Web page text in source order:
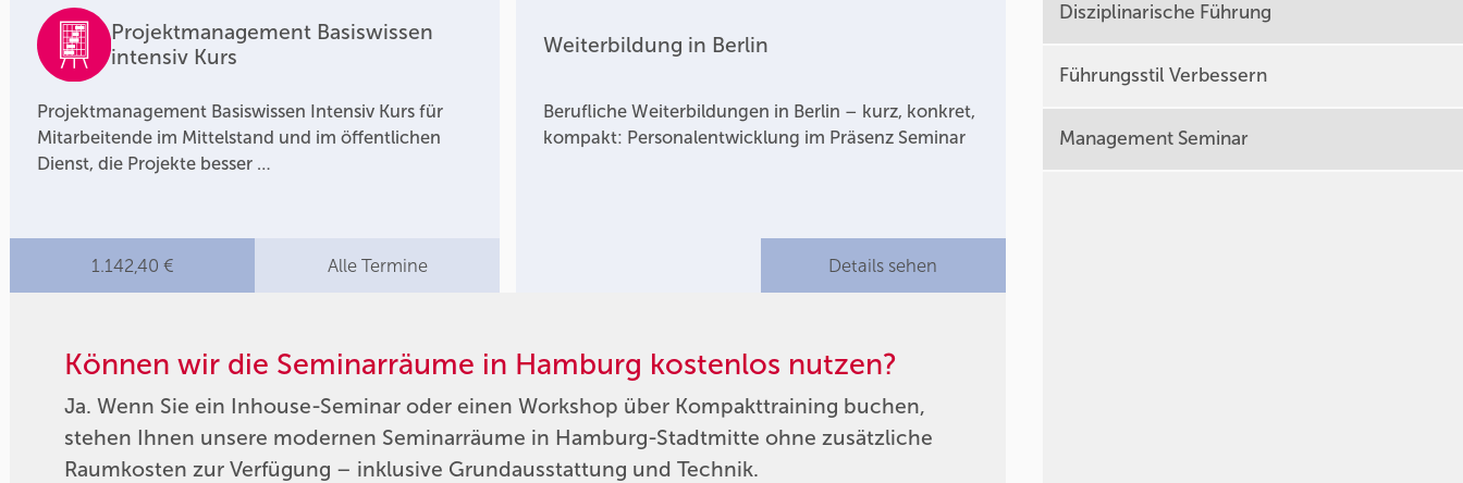
Disziplinarische Führung
Führungsstil Verbessern
Management Seminar
Projektmanagement Basiswissen
intensiv Kurs
Projektmanagement Basiswissen Intensiv Kurs für
Mitarbeitende im Mittelstand und im öffentlichen
Dienst, die Projekte besser …
1.142,40 € Alle Termine
Weiterbildung in Berlin
Berufliche Weiterbildungen in Berlin – kurz, konkret,
kompakt: Personalentwicklung im Präsenz Seminar
Details sehen
Können wir die Seminarräume in Hamburg kostenlos nutzen?
Ja. Wenn Sie ein Inhouse-Seminar oder einen Workshop über Kompakttraining buchen,
stehen Ihnen unsere modernen Seminarräume in Hamburg-Stadtmitte ohne zusätzliche
Raumkosten zur Verfügung – inklusive Grundausstattung und Technik.